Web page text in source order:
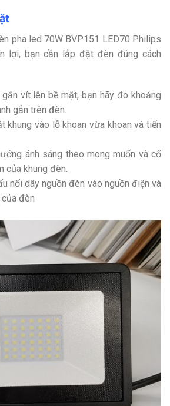
pha led 70W BVP151 LED70 Philips
lợi, bạn cần lắp đặt đèn đúng cách
vít lên bề mặt, bạn hãy đo khoảng
gắn trên đèn.
khung vào lỗ khoan vừa khoan và tiến
ánh sáng theo mong muốn và cố
của khung đèn.
nối dây nguồn đèn vào nguồn điện và
đèn